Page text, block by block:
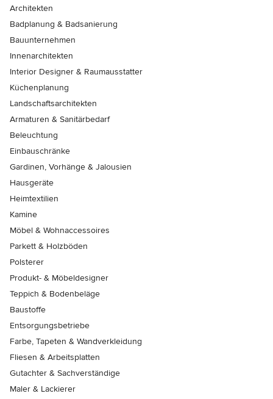
Architekten
Badplanung & Badsanierung
Bauunternehmen
Innenarchitekten
Interior Designer & Raumausstatter
Küchenplanung
Landschaftsarchitekten
Armaturen & Sanitärbedarf
Beleuchtung
Einbauschränke
Gardinen, Vorhänge & Jalousien
Hausgeräte
Heimtextilien
Kamine
Möbel & Wohnaccessoires
Parkett & Holzböden
Polsterer
Produkt- & Möbeldesigner
Teppich & Bodenbeläge
Baustoffe
Entsorgungsbetriebe
Farbe, Tapeten & Wandverkleidung
Fliesen & Arbeitsplatten
Gutachter & Sachverständige
Maler & Lackierer